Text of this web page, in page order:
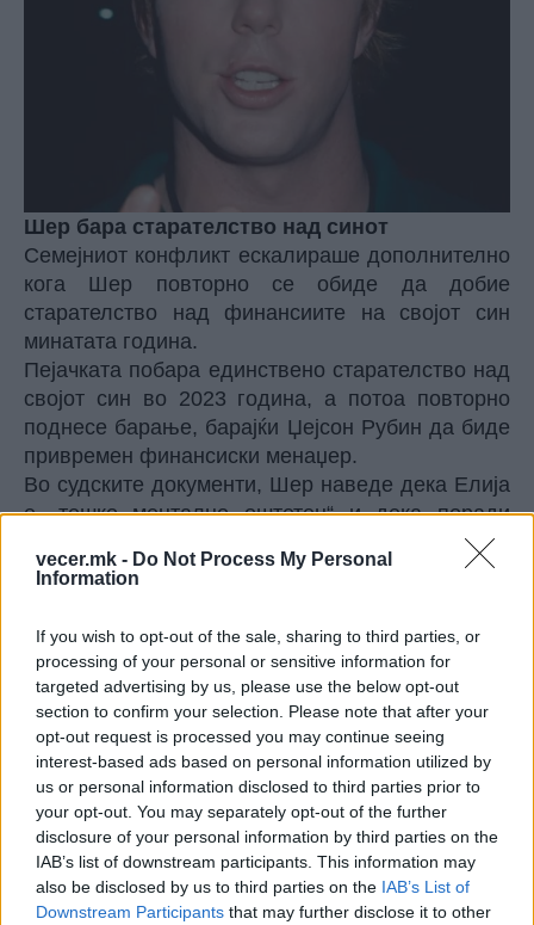
vecer.mk - Do Not Process My Personal
Information
If you wish to opt-out of the sale, sharing to third parties, or
processing of your personal or sensitive information for
targeted advertising by us, please use the below opt-out
section to confirm your selection. Please note that after your
opt-out request is processed you may continue seeing
interest-based ads based on personal information utilized by
us or personal information disclosed to third parties prior to
your opt-out. You may separately opt-out of the further
disclosure of your personal information by third parties on the
IAB’s list of downstream participants. This information may
also be disclosed by us to third parties on the IAB’s List of
Downstream Participants that may further disclose it to other
Шер бара старателство над синот
Семејниот конфликт ескалираше дополнително
кога Шер повторно се обиде да добие
старателство над финансиите на својот син
минатата година.
Пејачката побара единствено старателство над
својот син во 2023 година, а потоа повторно
поднесе барање, барајќи Џејсон Рубин да биде
привремен финансиски менаџер.
Во судските документи, Шер наведе дека Елија
е „тешко ментално оштетен“ и дека поради
зависност и проблеми со менталното здравје,
тој „нема способност да управува со пари“.
сите пари што ги заработува на дрога, луксузни
хотели и лимузини.
Судот, сепак, го отфрли нејзиното барање.